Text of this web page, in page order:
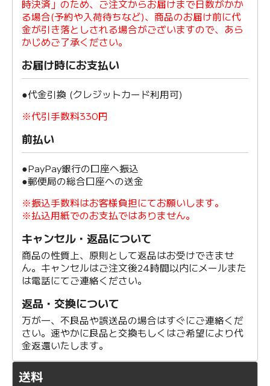
時決済」のため、ご注文からお届けまで日数がかか
る場合(予約や入荷待ちなど)、商品のお届け前に代
金が引き落としされる場合がございますので、あら
かじめご了承ください。
お届け時にお支払い
●代金引換 (クレジットカード利用可)
※代引手数料330円
前払い
●PayPay銀行の口座へ振込
●郵便局の総合口座への送金
※振込手数料はお客様負担にてお願いします。
※払込用紙でのお支払ではありません。
キャンセル・返品について
商品の性質上、原則として返品はお受けできませ
ん。キャンセルはご注文後24時間以内にメールまた
は電話にてご連絡ください。
返品・交換について
万が一、不良品や誤送品の場合はすぐにご連絡くだ
さい。速やかに良品と交換もしくはご希望により代
金返還いたします。
送料